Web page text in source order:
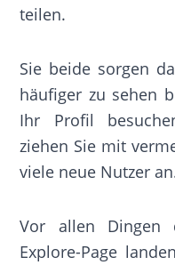
teilen.
Sie beide sorgen
häufiger zu sehen
Ihr Profil
ziehen Sie mit
viele neue Nutzer
Vor allen Dingen
Explore-Page